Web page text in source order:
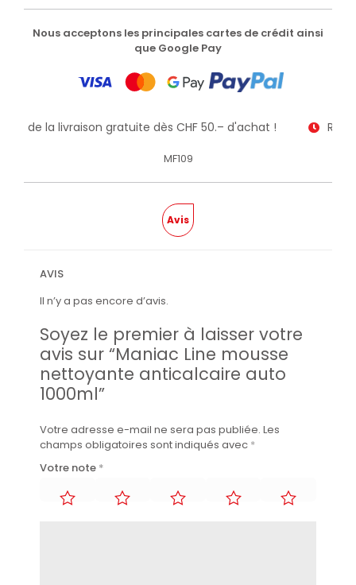
Nous acceptons les principales cartes de crédit ainsi
que Google Pay
de la livraison gratuite dès CHF 50.– d'achat !
MF109
Avis
AVIS
Il n’y a pas encore d’avis.
Soyez le premier à laisser votre
avis sur “Maniac Line mousse
nettoyante anticalcaire auto
1000ml”
Votre adresse e-mail ne sera pas publiée. Les
champs obligatoires sont indiqués avec *
Votre note *